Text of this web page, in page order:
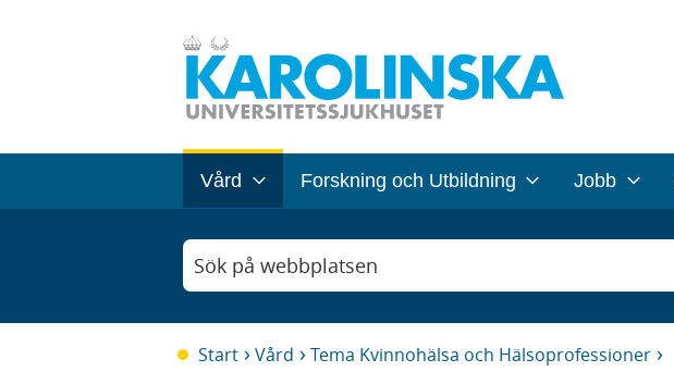
Vård Forskning och Utbildning Jobb
Sök på webbplatsen
Start Vård Tema Kvinnohälsa och Hälsoprofessioner